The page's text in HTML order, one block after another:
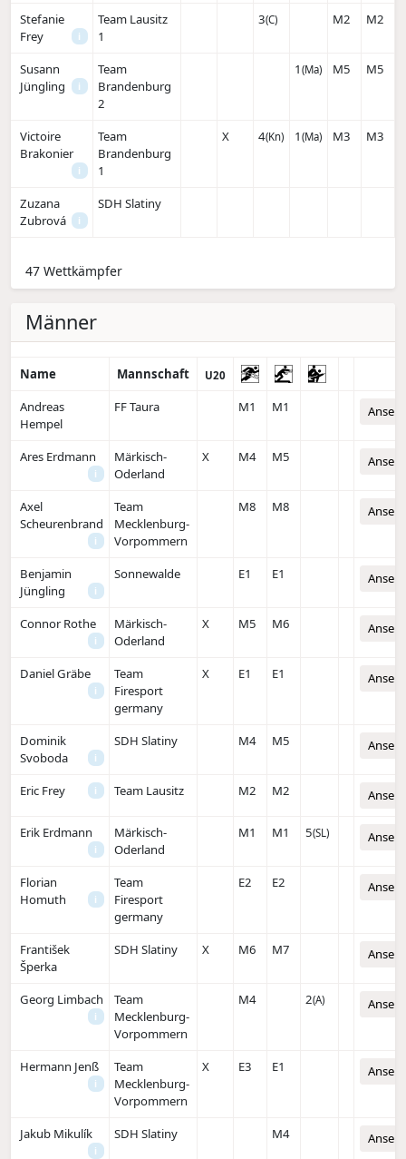
Stefanie
Frey
i
Team Lausitz
1
3(C) M2 M2
Susann
Jüngling
i
Team
Brandenburg
2
1(Ma) M5 M5
Victoire
Brakonier
i
Team
Brandenburg
1
X 4(Kn) 1(Ma) M3 M3
Zuzana
Zubrová
i
SDH Slatiny
47 Wettkämpfer
Männer
Name Mannschaft U20
Andreas
Hempel
FF Taura M1 M1
Ares Erdmann
i
Märkisch-
Oderland
X M4 M5
Axel
Scheurenbrand
i
Team
Mecklenburg-
Vorpommern
M8 M8
Benjamin
Jüngling
i
Sonnewalde E1 E1
Connor Rothe
i
Märkisch-
Oderland
X M5 M6
Daniel Gräbe
i
Team
Firesport
germany
X E1 E1
Dominik
Svoboda
i
SDH Slatiny M4 M5
Eric Frey i Team Lausitz M2 M2
Erik Erdmann
i
Märkisch-
Oderland
M1 M1 5(SL)
Florian
Homuth
i
Team
Firesport
germany
E2 E2
František
Šperka
SDH Slatiny X M6 M7
Georg Limbach
i
Team
Mecklenburg-
Vorpommern
M4 2(A)
Hermann Jenß
i
Team
Mecklenburg-
Vorpommern
X E3 E1
Jakub Mikulík
i
SDH Slatiny M4